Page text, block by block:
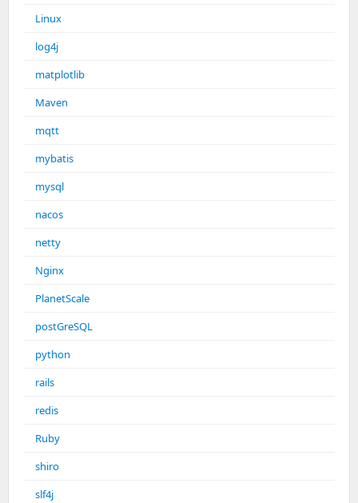
Linux
log4j
matplotlib
Maven
mqtt
mybatis
mysql
nacos
netty
Nginx
PlanetScale
postGreSQL
python
rails
redis
Ruby
shiro
slf4j